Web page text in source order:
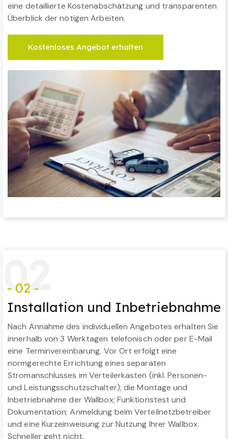
eine detaillierte Kostenabschätzung und transparenten
Überblick der nötigen Arbeiten.
Kostenloses Angebot erhalten
02
- 02 -
Installation und Inbetriebnahme
Nach Annahme des individuellen Angebotes erhalten Sie
innerhalb von 3 Werktagen telefonisch oder per E-Mail
eine Terminvereinbarung. Vor Ort erfolgt eine
normgerechte Errichtung eines separaten
Stromanschlusses im Verteilerkasten (inkl. Personen-
und Leistungsschutzschalter); die Montage und
Inbetriebnahme der Wallbox; Funktionstest und
Dokumentation; Anmeldung beim Verteilnetzbetreiber
und eine Kurzeinweisung zur Nutzung Ihrer Wallbox.
Schneller geht nicht.